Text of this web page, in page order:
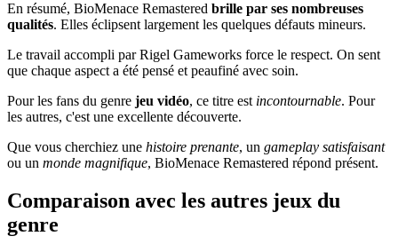
En résumé, BioMenace Remastered brille par ses nombreuses
qualités. Elles éclipsent largement les quelques défauts mineurs.
Le travail accompli par Rigel Gameworks force le respect. On sent
que chaque aspect a été pensé et peaufiné avec soin.
Pour les fans du genre jeu vidéo, ce titre est incontournable. Pour
les autres, c'est une excellente découverte.
Que vous cherchiez une histoire prenante, un gameplay satisfaisant
ou un monde magnifique, BioMenace Remastered répond présent.
Comparaison avec les autres jeux du
genre